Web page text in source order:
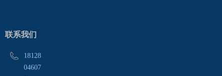
联系我们
18128
04607